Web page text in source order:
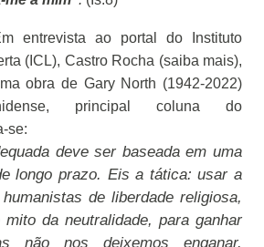
entrevista ao portal do Instituto
(ICL), Castro Rocha (saiba mais),
obra de Gary North (1942-2022)
principal coluna do
se:
deve ser baseada em uma
longo prazo. Eis a tática: usar a
de liberdade religiosa,
mito da neutralidade, para ganhar
não nos deixemos enganar.